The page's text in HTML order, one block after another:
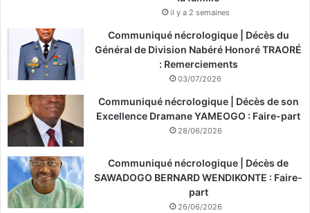
il y a 2 semaines
Communiqué nécrologique | Décès du
Général de Division Nabéré Honoré TRAORÉ
: Remerciements
03/07/2026
Communiqué nécrologique | Décès de son
Excellence Dramane YAMEOGO : Faire-part
28/06/2026
Communiqué nécrologique | Décès de
SAWADOGO BERNARD WENDIKONTE : Faire-
part
26/06/2026